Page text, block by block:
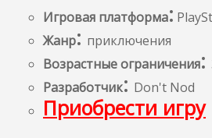
Игровая платформа:
Жанр: приключения
Возрастные ограничения:
Разработчик: Don't Nod
Приобрести игру